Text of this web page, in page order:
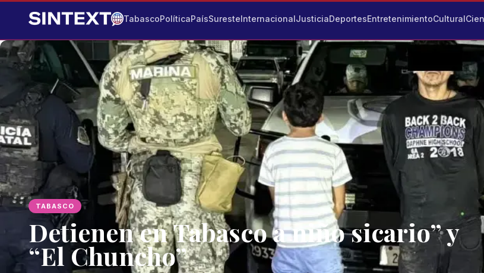
TabascoPolíticaPaísSuresteInternacionalJusticiaDeportesEntretenimientoCultural
TABASCO
Detienen en Tabasco a niño sicario” y
“El Chuncho”